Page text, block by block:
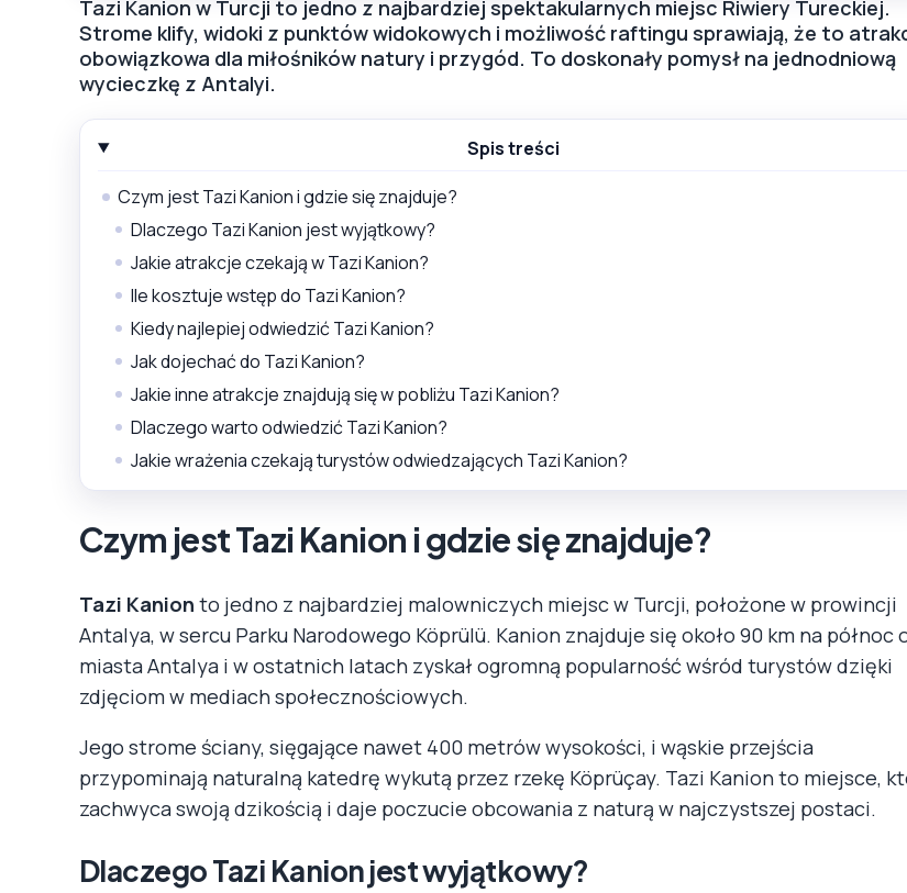
Tazi Kanion w Turcji to jedno z najbardziej spektakularnych miejsc Riwiery Tureckiej.
Strome klify, widoki z punktów widokowych i możliwość raftingu sprawiają, że to
obowiązkowa dla miłośników natury i przygód. To doskonały pomysł na jednodniową
wycieczkę z Antalyi.
Spis treści
Czym jest Tazi Kanion i gdzie się znajduje?
Dlaczego Tazi Kanion jest wyjątkowy?
Jakie atrakcje czekają w Tazi Kanion?
Ile kosztuje wstęp do Tazi Kanion?
Kiedy najlepiej odwiedzić Tazi Kanion?
Jak dojechać do Tazi Kanion?
Jakie inne atrakcje znajdują się w pobliżu Tazi Kanion?
Dlaczego warto odwiedzić Tazi Kanion?
Jakie wrażenia czekają turystów odwiedzających Tazi Kanion?
Czym jest Tazi Kanion i gdzie się znajduje?
Tazi Kanion to jedno z najbardziej malowniczych miejsc w Turcji, położone w prowincji
Antalya, w sercu Parku Narodowego Köprülü. Kanion znajduje się około 90 km na północ
miasta Antalya i w ostatnich latach zyskał ogromną popularność wśród turystów dzięki
zdjęciom w mediach społecznościowych.
Jego strome ściany, sięgające nawet 400 metrów wysokości, i wąskie przejścia
przypominają naturalną katedrę wykutą przez rzekę Köprüçay. Tazi Kanion to miejsce,
zachwyca swoją dzikością i daje poczucie obcowania z naturą w najczystszej postaci.
Dlaczego Tazi Kanion jest wyjątkowy?